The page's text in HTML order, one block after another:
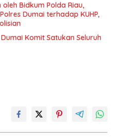
Bidkum Polda Riau,
Dumai terhadap KUHP,
Komit Satukan Seluruh